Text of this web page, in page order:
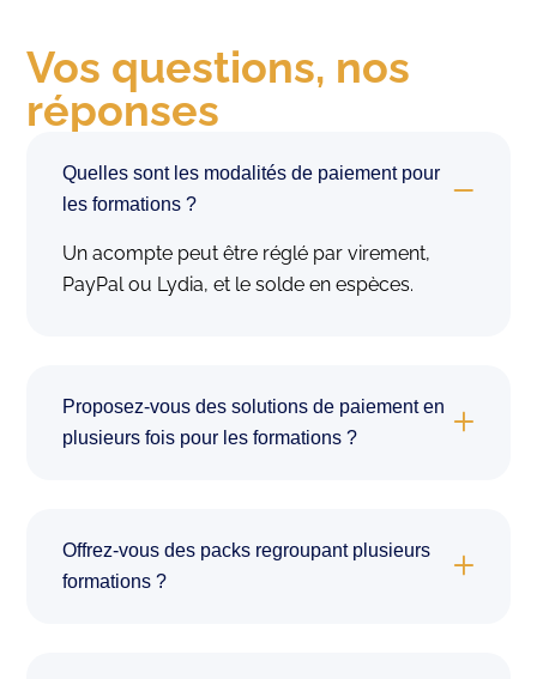
Vos questions, nos
réponses
Quelles sont les modalités de paiement pour
les formations ?
Un acompte peut être réglé par virement,
PayPal ou Lydia, et le solde en espèces.
Proposez-vous des solutions de paiement en
plusieurs fois pour les formations ?
Offrez-vous des packs regroupant plusieurs
formations ?